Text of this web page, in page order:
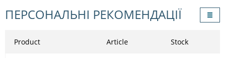
ПЕРСОНАЛЬНІ РЕКОМЕНДАЦІЇ
Product Article Stock